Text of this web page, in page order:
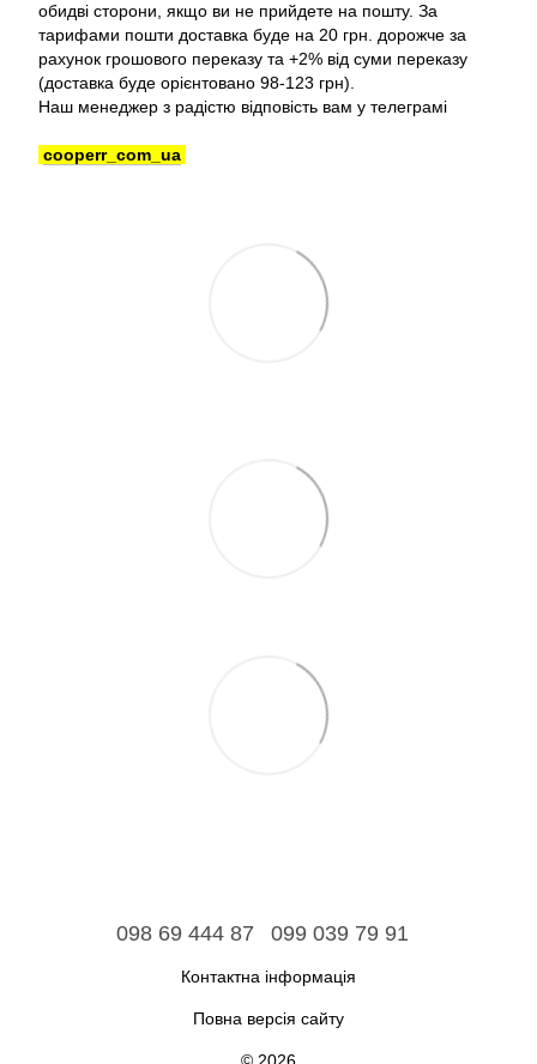
обидві сторони, якщо ви не прийдете на пошту. За
тарифами пошти доставка буде на 20 грн. дорожче за
рахунок грошового переказу та +2% від суми переказу
(доставка буде орієнтовано 98-123 грн).
Наш менеджер з радістю відповість вам у телеграмі
cooperr_com_ua
098 69 444 87 099 039 79 91
Контактна інформація
Повна версія сайту